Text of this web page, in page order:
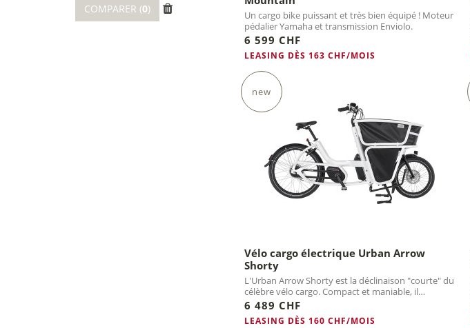
COMPARER (0)
Un cargo bike puissant et très bien équipé ! Moteur
pédalier Yamaha et transmission Enviolo.
6 599 CHF
LEASING DÈS 163 CHF/MOIS
new
Vélo cargo électrique Urban Arrow
Shorty
L'Urban Arrow Shorty est la déclinaison "courte" du
célèbre vélo cargo. Compact et maniable, il
est proposé en 3...
6 489 CHF
LEASING DÈS 160 CHF/MOIS